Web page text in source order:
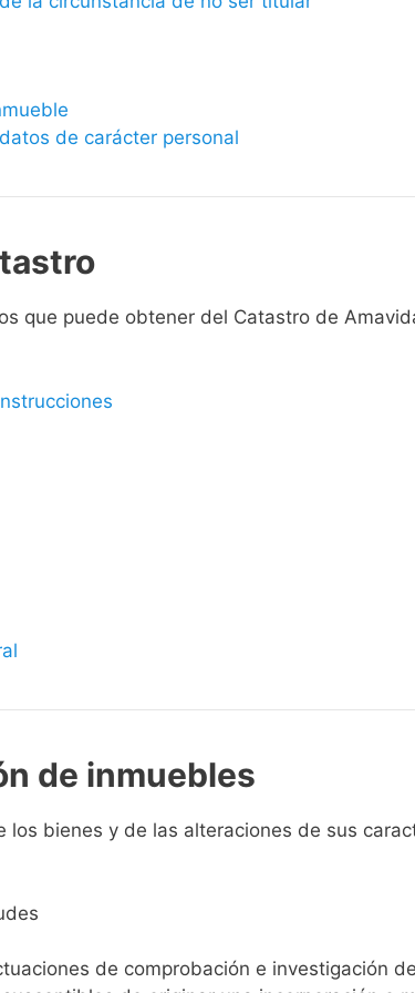
de carácter personal
que puede obtener del Catastro de
de inmuebles
bienes y de las alteraciones de sus
de comprobación e investigación